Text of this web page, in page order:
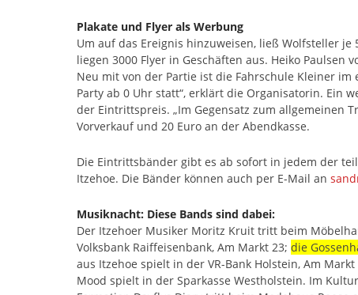
Plakate und Flyer als Werbung
Um auf das Ereignis hinzuweisen, ließ Wolfsteller je
liegen 3000 Flyer in Geschäften aus. Heiko Paulsen
Neu mit von der Partie ist die Fahrschule Kleiner im
Party ab 0 Uhr statt“, erklärt die Organisatorin. Ein
der Eintrittspreis. „Im Gegensatz zum allgemeinen
Vorverkauf und 20 Euro an der Abendkasse.
Die Eintrittsbänder gibt es ab sofort in jedem der
Itzehoe. Die Bänder können auch per E-Mail an
Musiknacht: Diese Bands sind dabei:
Der Itzehoer Musiker Moritz Kruit tritt beim
Volksbank Raiffeisenbank, Am Markt 23; die
aus Itzehoe spielt in der VR-Bank Holstein, Am
Mood spielt in der Sparkasse Westholstein. Im